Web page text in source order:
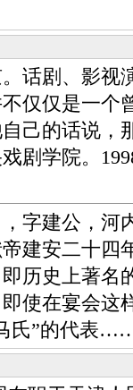
剧、影视
仅仅是一个
己的话说，
剧学院。
建公，河
建安二十四
历史上著名
使在宴会这
氏”的代表